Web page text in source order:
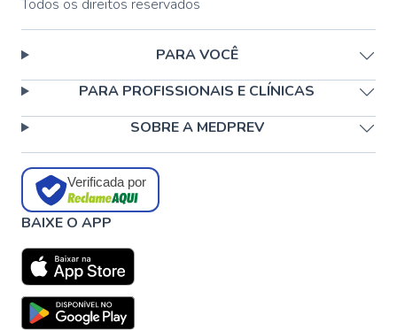
Todos os direitos reservados
PARA VOCÊ
PARA PROFISSIONAIS E CLÍNICAS
SOBRE A MEDPREV
Verificada por
BAIXE O APP